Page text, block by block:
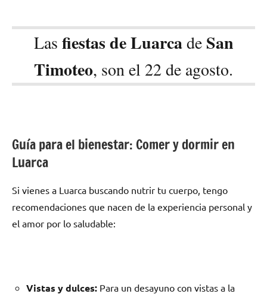
Las fiestas de Luarcade San
Timoteo, son el 22 de agosto.
Guía para el bienestar: Comer y dormir en
Luarca
Si vienes a Luarca buscando nutrir tu cuerpo, tengo
recomendaciones que nacen de la experiencia personal y
el amor por lo saludable:
Vistas y dulces: Para un desayuno con vistas a la